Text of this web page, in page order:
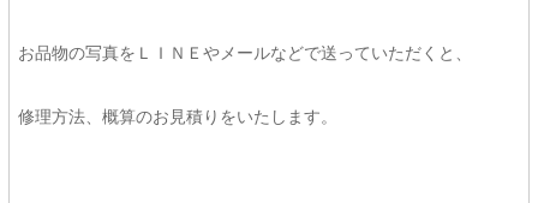
お品物の写真をＬＩＮＥやメールなどで送っていただくと、
修理方法、概算のお見積りをいたします。